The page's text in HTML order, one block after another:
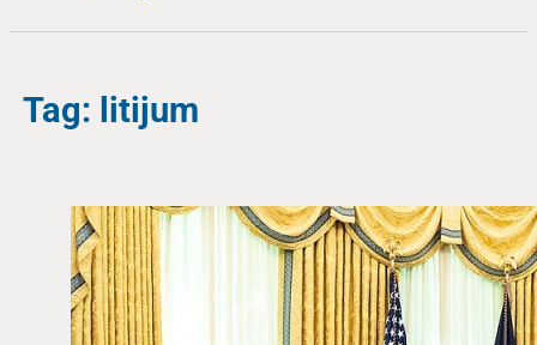
Tag: litijum